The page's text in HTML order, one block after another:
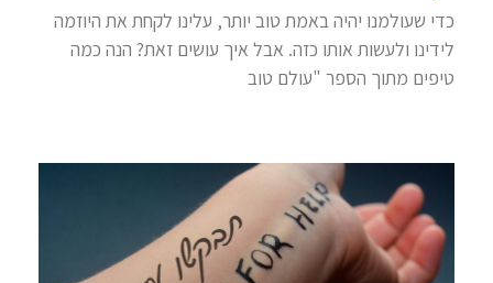
כדי שעולמנו יהיה באמת טוב יותר, עלינו לקחת את היוזמה
לידינו ולעשות אותו כזה. אבל איך עושים זאת? הנה כמה
טיפים מתוך הספר "עולם טוב